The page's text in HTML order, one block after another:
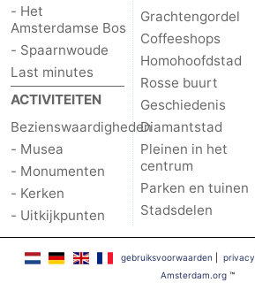
- Het
Amsterdamse Bos
- Spaarnwoude
Last minutes
ACTIVITEITEN
Bezienswaardigheden
- Musea
- Monumenten
- Kerken
- Uitkijkpunten
Grachtengordel
Coffeeshops
Homohoofdstad
Rosse buurt
Geschiedenis
Diamantstad
Pleinen in het
centrum
Parken en tuinen
Stadsdelen
gebruiksvoorwaarden privacy
Amsterdam.org ™